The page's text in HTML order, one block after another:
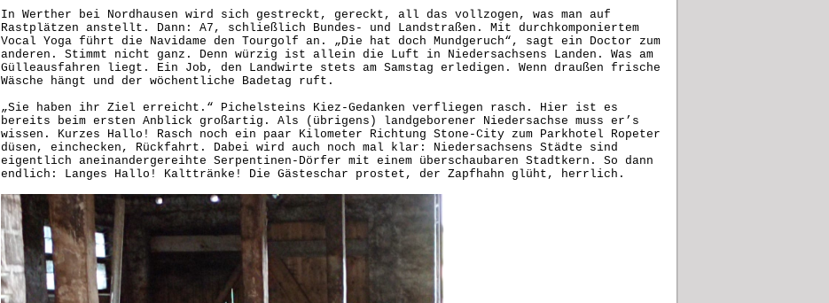
In Werther bei Nordhausen wird sich gestreckt, gereckt, all das vollzogen, was man auf
Rastplätzen anstellt. Dann: A7, schließlich Bundes- und Landstraßen. Mit durchkomponiertem
Vocal Yoga führt die Navidame den Tourgolf an. „Die hat doch Mundgeruch“, sagt ein Doctor zum
anderen. Stimmt nicht ganz. Denn würzig ist allein die Luft in Niedersachsens Landen. Was am
Gülleausfahren liegt. Ein Job, den Landwirte stets am Samstag erledigen. Wenn draußen frische
Wäsche hängt und der wöchentliche Badetag ruft.
„Sie haben ihr Ziel erreicht.“ Pichelsteins Kiez-Gedanken verfliegen rasch. Hier ist es
bereits beim ersten Anblick großartig. Als (übrigens) landgeborener Niedersachse muss er’s
wissen. Kurzes Hallo! Rasch noch ein paar Kilometer Richtung Stone-City zum Parkhotel Ropeter
düsen, einchecken, Rückfahrt. Dabei wird auch noch mal klar: Niedersachsens Städte sind
eigentlich aneinandergereihte Serpentinen-Dörfer mit einem überschaubaren Stadtkern. So dann
endlich: Langes Hallo! Kalttränke! Die Gästeschar prostet, der Zapfhahn glüht, herrlich.